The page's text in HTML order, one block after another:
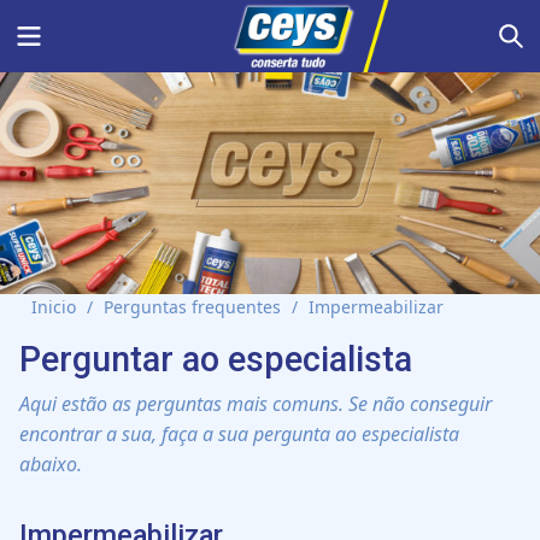
Menu
Inicio / Perguntas frequentes / Impermeabilizar
Perguntar ao especialista
Aqui estão as perguntas mais comuns. Se não conseguir
encontrar a sua, faça a sua pergunta ao especialista
abaixo.